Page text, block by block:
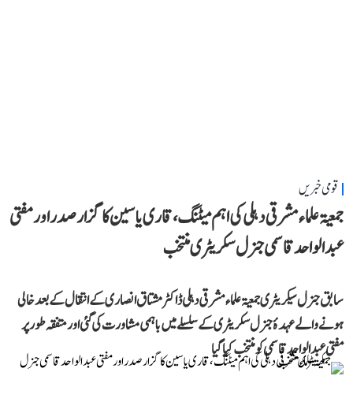
قومی خبریں
جمعیۃ علماء مشرقی دہلی کی اہم میٹنگ، قاری یاسین کا گزار صدر اور مفتی
عبد الواحد قاسمی جنرل سکریٹری منتخب
سابق جنرل سیکریٹری جمعیۃ علماء مشرقی دہلی ڈاکٹر مشتاق انصاری کے انتقال کے بعد خالی
ہونے والے عہدۂ جنرل سکریٹری کے سلسلے میں باہمی مشاورت کی گئی اور متفقہ طور پر
مفتی عبد الواحد قاسمی کو منتخب کیا گیا